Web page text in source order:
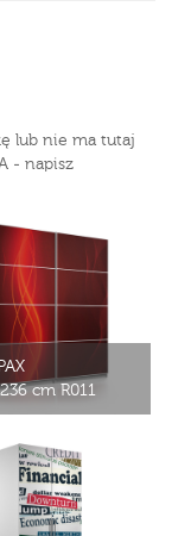
lub nie ma tutaj
- napisz
cm R011